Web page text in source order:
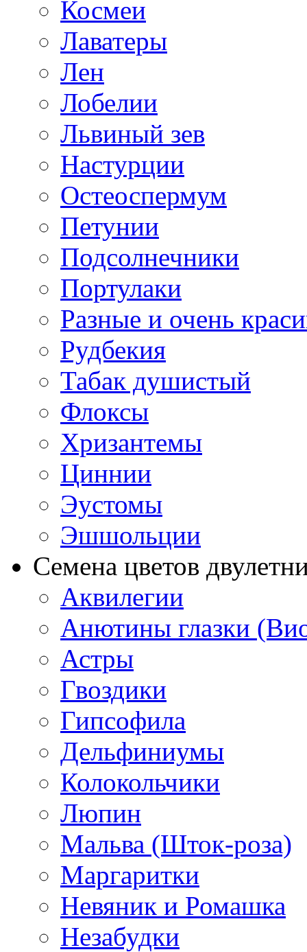
Космеи
Лаватеры
Лен
Лобелии
Львиный зев
Настурции
Остеоспермум
Петунии
Подсолнечники
Портулаки
Разные и очень
Рудбекия
Табак душистый
Флоксы
Хризантемы
Циннии
Эустомы
Эшшольции
Семена цветов
Аквилегии
Анютины глазки
Астры
Гвоздики
Гипсофила
Дельфиниумы
Колокольчики
Люпин
Мальва (Шток-роза)
Маргаритки
Невяник и Ромашка
Незабудки